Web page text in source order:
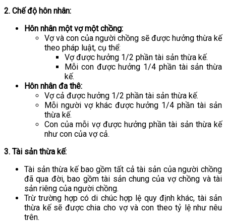
2. Chế độ hôn nhân:
Hôn nhân một vợ một chồng:
Vợ và con của người chồng sẽ được hưởng thừa kế
theo pháp luật, cụ thể:
Vợ được hưởng 1/2 phần tài sản thừa kế.
Mỗi con được hưởng 1/4 phần tài sản thừa
kế.
Hôn nhân đa thê:
Vợ cả được hưởng 1/2 phần tài sản thừa kế.
Mỗi người vợ khác được hưởng 1/4 phần tài sản
thừa kế.
Con của mỗi vợ được hưởng phần tài sản thừa kế
như con của vợ cả.
3. Tài sản thừa kế:
Tài sản thừa kế bao gồm tất cả tài sản của người chồng
đã qua đời, bao gồm tài sản chung của vợ chồng và tài
sản riêng của người chồng.
Trừ trường hợp có di chúc hợp lệ quy định khác, tài sản
thừa kế sẽ được chia cho vợ và con theo tỷ lệ như nêu
trên.